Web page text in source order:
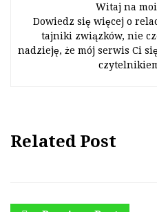
Witaj na
Dowiedz się więcej o
tajniki związków, nie
nadzieję, że mój serwis Ci
Related Post